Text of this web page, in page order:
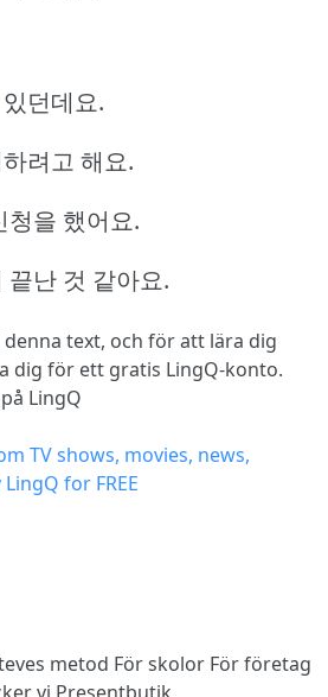
던데요.
려고 해요.
청을 했어요.
난 것 같아요.
text, och för att lära dig
dig för ett gratis LingQ-konto.
LingQ
metod För skolor För företag